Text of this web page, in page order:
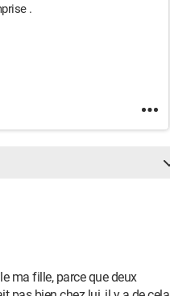
.
ma fille, parce que deux